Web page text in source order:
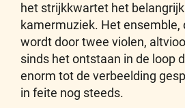
het strijkkwartet het
kamermuziek. Het ensemble,
wordt door twee violen,
sinds het ontstaan in de loop
enorm tot de verbeelding
in feite nog steeds.